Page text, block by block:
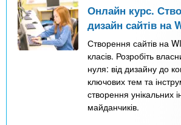
Онлайн курс.
дизайн сайтів на
Створення сайтів на
класів. Розробіть
нуля: від дизайну до
ключових тем та
створення унікальних
майданчиків.